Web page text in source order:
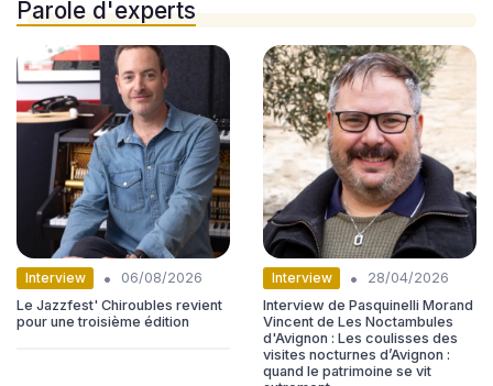
Parole d'experts
Interview •
06/08/2026
Le Jazzfest' Chiroubles revient
pour une troisième édition
Interview •
28/04/2026
Interview de Pasquinelli Morand
Vincent de Les Noctambules
d'Avignon : Les coulisses des
visites nocturnes d’Avignon :
quand le patrimoine se vit